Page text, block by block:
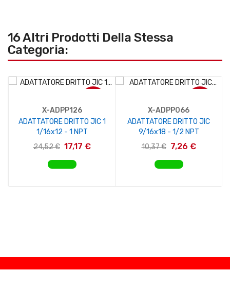
16 Altri Prodotti Della Stessa
Categoria:
X-ADPP126
ADATTATORE DRITTO JIC 1
1/16x12 - 1 NPT
24,52 € 17,17 €
AGGIUNGI AL CARRELLO
X-ADPP066
ADATTATORE DRITTO JIC
9/16x18 - 1/2 NPT
10,37 € 7,26 €
AGGIUNGI AL CARRELLO